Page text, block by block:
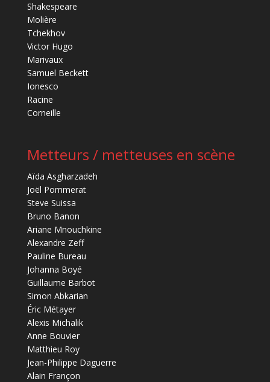
Shakespeare
Molière
Tchekhov
Victor Hugo
Marivaux
Samuel Beckett
Ionesco
Racine
Corneille
Metteurs / metteuses en scène
Aïda Asgharzadeh
Joël Pommerat
Steve Suissa
Bruno Banon
Ariane Mnouchkine
Alexandre Zeff
Pauline Bureau
Johanna Boyé
Guillaume Barbot
Simon Abkarian
Éric Métayer
Alexis Michalik
Anne Bouvier
Matthieu Roy
Jean-Philippe Daguerre
Alain Françon